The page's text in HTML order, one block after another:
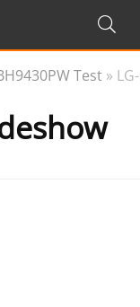
Test » LG-